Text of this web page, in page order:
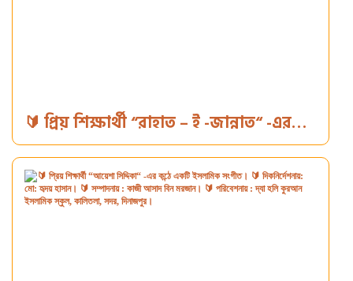
🔰 প্রিয় শিক্ষার্থী “রাহাত – ই -জান্নাত“ -এর
কন্ঠে কবিতা আবৃত্তি 🔰 দিকনির্দেশনায়: মো:
হৃদয় হাসান। 🔰 সম্পাদনায় : কাজী আসাদ বিন
মরজান। 🔰 পরিবেশনায় : দ্যা হলি কুরআন